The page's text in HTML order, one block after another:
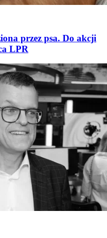
przez psa. Do akcji
LPR